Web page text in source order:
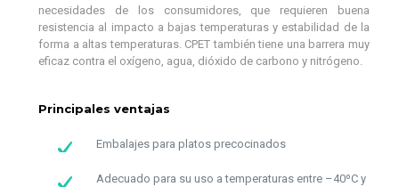
necesidades de los consumidores, que requieren buena
resistencia al impacto a bajas temperaturas y estabilidad de la
forma a altas temperaturas. CPET también tiene una barrera muy
eficaz contra el oxígeno, agua, dióxido de carbono y nitrógeno.
Principales ventajas
Embalajes para platos precocinados
Adecuado para su uso a temperaturas entre –40ºC y